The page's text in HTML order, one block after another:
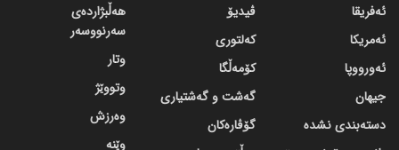
ئەفریقا
ئەمریکا
ئەورووپا
جیهان
دسته‌بندی نشده
ڤیدیۆ
کەلتوری
کۆمەڵگا
گه‌شت و گه‌شتیاری
گۆڤاره‌کان
هەڵبژاردەی
سەرنووسەر
وتار
وتووێژ
وەرزش
وێنە